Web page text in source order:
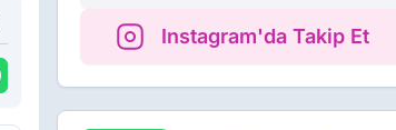
Instagram'da Takip Et